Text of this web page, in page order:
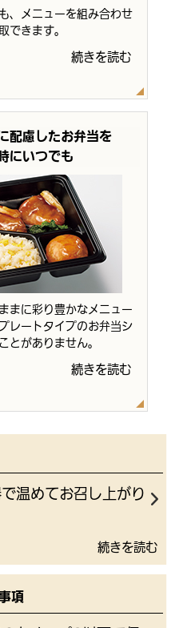
、メニューを組み合わせ
できます。
続きを読む
配慮したお弁当を
にいつでも
まに彩り豊かなメニュー
レートタイプのお弁当シ
とがありません。
続きを読む
温めてお召し上がり
続きを読む
項